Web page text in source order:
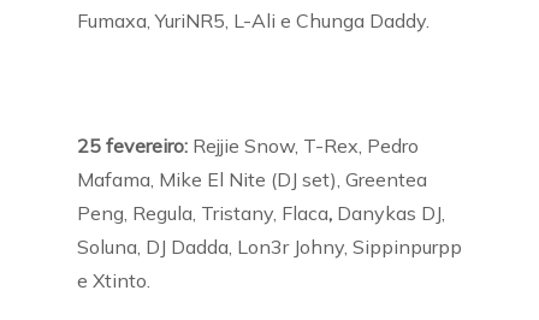
Fumaxa, YuriNR5, L-Ali e Chunga Daddy.
25 fevereiro: Rejjie Snow, T-Rex, Pedro
Mafama, Mike El Nite (DJ set), Greentea
Peng, Regula, Tristany, Flaca, Danykas DJ,
Soluna, DJ Dadda, Lon3r Johny, Sippinpurpp
e Xtinto.